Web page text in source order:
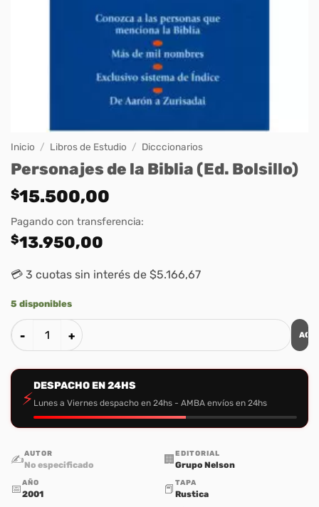
Inicio / Libros de Estudio / Dicccionarios
Personajes de la Biblia (Ed. Bolsillo)
$15.500,00
Pagando con transferencia:
$13.950,00
💳 3 cuotas sin interés de $5.166,67
5 disponibles
Personajes de la Biblia (Ed. Bolsillo) cantidad
⚡
DESPACHO EN 24HS
Lunes a Viernes despacho en 24hs - AMBA envíos en 24hs
✍️AUTOR
No especificado 🏢 EDITORIAL
Grupo Nelson
📅AÑO
2001 📕 TAPA
Rustica